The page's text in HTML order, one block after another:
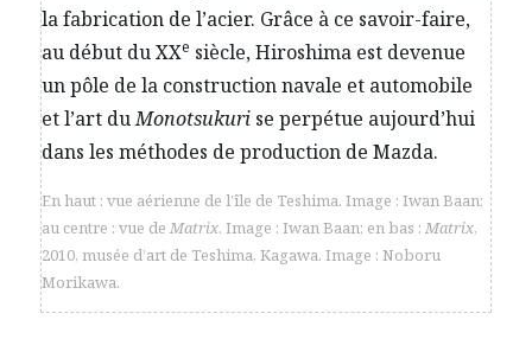
la fabrication de l’acier. Grâce à ce savoir-faire,
au début du XXe siècle, Hiroshima est devenue
un pôle de la construction navale et automobile
et l’art duMonotsukuri se perpétue aujourd’hui
dans les méthodes de production de Mazda.
En haut : vue aérienne de l’île de Teshima. Image : Iwan Baan;
au centre : vue de Matrix. Image : Iwan Baan; en bas : Matrix,
2010, musée d’art de Teshima, Kagawa. Image : Noboru
Morikawa.